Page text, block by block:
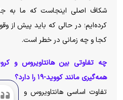
شکاف اصلی اینجاست که ما به
کرده‌ایم؛ در حالی که باید پیش از
کجا و چه زمانی در خطر است.
چه تفاوتی بین هانتاویروس و
همه‌گیری مانند کووید-۱۹ را دارد؟
تفاوت اساسی هانتاویروس و